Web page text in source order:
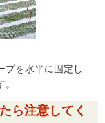
を水平に固定し
ら注意してく